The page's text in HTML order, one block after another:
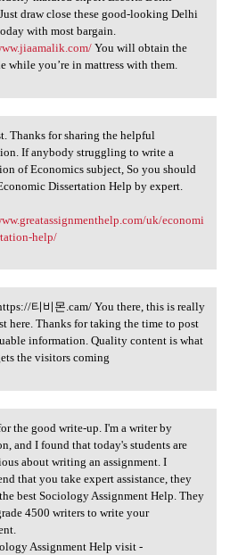
draw close these good-looking Delhi
with most bargain.
You will obtain the
while you’re in mattress with them.
Thanks for sharing
Thanks for sharing the helpful
If anybody struggling to write a
of Economics subject, So you should
Dissertation Help by expert.
uk/economi
help/
티비몬.cam/ You
티비몬.cam/ You there, this is really
here. Thanks for taking the time to post
information. Quality content is what
the visitors coming
the good write-up.
the good write-up. I'm a writer by
and I found that today's students are
about writing an assignment. I
that you take expert assistance, they
best Sociology Assignment Help. They
4500 writers to write your
Assignment Help visit -